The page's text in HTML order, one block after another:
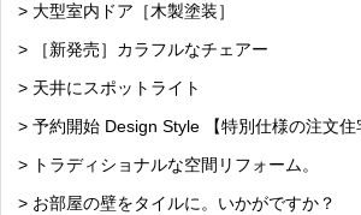
> 大型室内ドア［木製塗装］
> ［新発売］カラフルなチェアー
> 天井にスポットライト
> 予約開始 Design Style 【特別仕様の注文住
> トラディショナルな空間リフォーム。
> お部屋の壁をタイルに。いかがですか？